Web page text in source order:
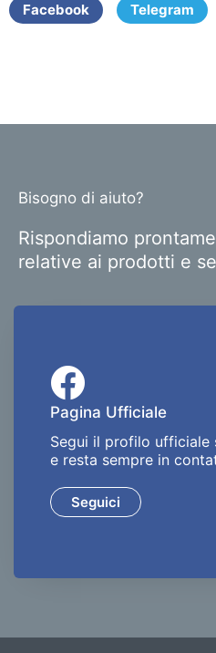
Facebook Telegram
Bisogno di aiuto?
Rispondiamo
relative ai prodotti e
Pagina Ufficiale
Segui il profilo ufficiale
e resta sempre in
Seguici